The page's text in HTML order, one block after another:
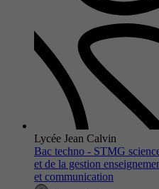
Lycée Jean Calvin
Bac techno - STMG
et de la gestion
et communication